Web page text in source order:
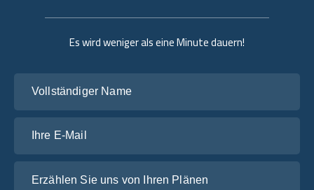
Es wird weniger als eine Minute dauern!